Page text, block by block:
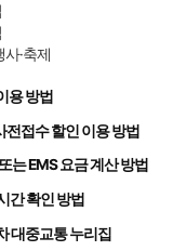
사·축제
용 방법
전접수 할인 이용 방법
는 EMS 요금 계산 방법
간 확인 방법
대중교통 누리집